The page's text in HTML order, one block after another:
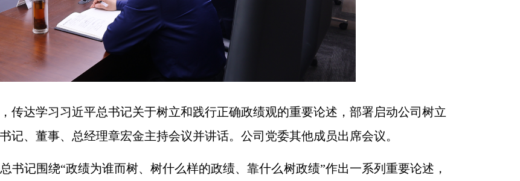
传达学习习近平总书记关于树立和践行正确政绩观的重要论述，部署启动公司树立
记、董事、总经理章宏金主持会议并讲话。公司党委其他成员出席会议。
书记围绕“政绩为谁而树、树什么样的政绩、靠什么树政绩”作出一系列重要论述，